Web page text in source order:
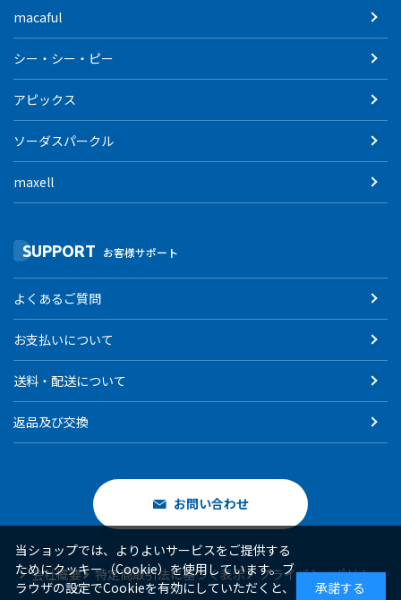
macaful
シー・シー・ピー
アピックス
ソーダスパークル
maxell
SUPPORT お客様サポート
よくあるご質問
お支払いについて
送料・配送について
返品及び交換
お問い合わせ
会社概要 特定商取引法に基づく表示 プライバシーポリシー
当ショップでは、よりよいサービスをご提供する
ためにクッキー（Cookie）を使用しています。ブ
ラウザの設定でCookieを有効にしていただくと、
承諾する